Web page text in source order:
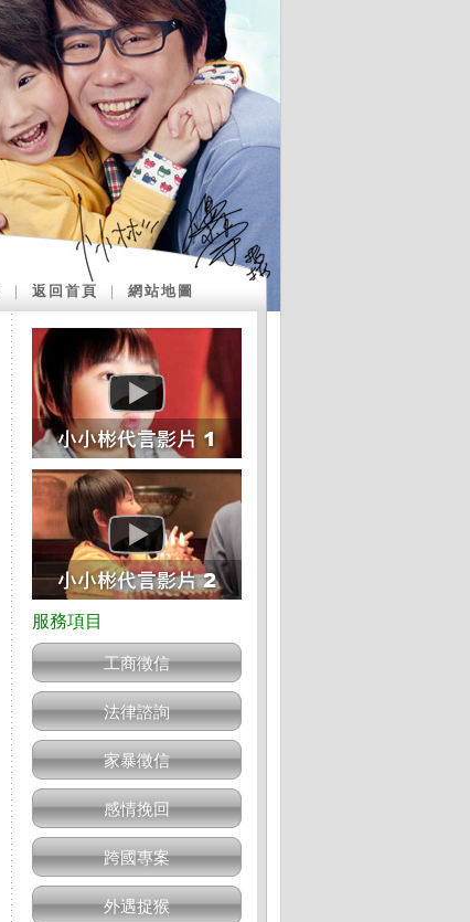
返回首頁 網站地圖
工商徵信
法律諮詢
家暴徵信
感情挽回
跨國專案
外遇捉猴